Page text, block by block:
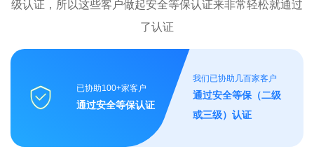
级认证，所以这些客户做起安全等保认证来非常轻松就通过
了认证
已协助100+家客户
通过安全等保认证
我们已协助几百家客户
通过安全等保（二级
或三级）认证